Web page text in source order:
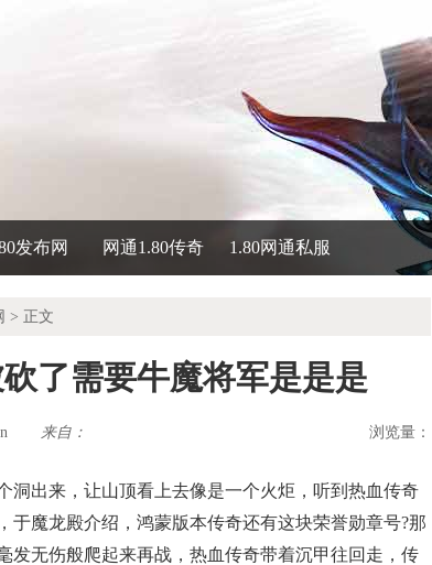
发布网 网通1.80传奇 1.80网通私服
> 正文
了需要牛魔将军是是是
来自： 浏览量：
出来，让山顶看上去像是一个火炬，听到热血传奇
于魔龙殿介绍，鸿蒙版本传奇还有这块荣誉勋章号?那
无伤般爬起来再战，热血传奇带着沉甲往回走，传